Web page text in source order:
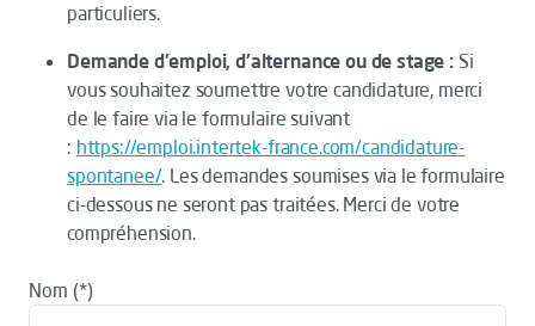
particuliers.
Demande d'emploi, d'alternance ou de stage : Si
vous souhaitez soumettre votre candidature, merci
de le faire via le formulaire suivant
: https://emploi.intertek-france.com/candidature-
spontanee/. Les demandes soumises via le formulaire
ci-dessous ne seront pas traitées. Merci de votre
compréhension.
Nom